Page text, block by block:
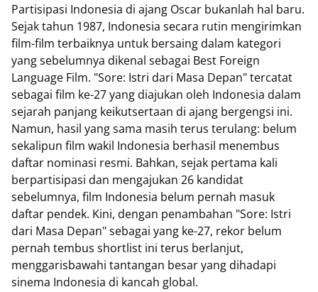
Partisipasi Indonesia di ajang Oscar bukanlah hal baru.
Sejak tahun 1987, Indonesia secara rutin mengirimkan
film-film terbaiknya untuk bersaing dalam kategori
yang sebelumnya dikenal sebagai Best Foreign
Language Film. "Sore: Istri dari Masa Depan" tercatat
sebagai film ke-27 yang diajukan oleh Indonesia dalam
sejarah panjang keikutsertaan di ajang bergengsi ini.
Namun, hasil yang sama masih terus terulang: belum
sekalipun film wakil Indonesia berhasil menembus
daftar nominasi resmi. Bahkan, sejak pertama kali
berpartisipasi dan mengajukan 26 kandidat
sebelumnya, film Indonesia belum pernah masuk
daftar pendek. Kini, dengan penambahan "Sore: Istri
dari Masa Depan" sebagai yang ke-27, rekor belum
pernah tembus shortlist ini terus berlanjut,
menggarisbawahi tantangan besar yang dihadapi
sinema Indonesia di kancah global.